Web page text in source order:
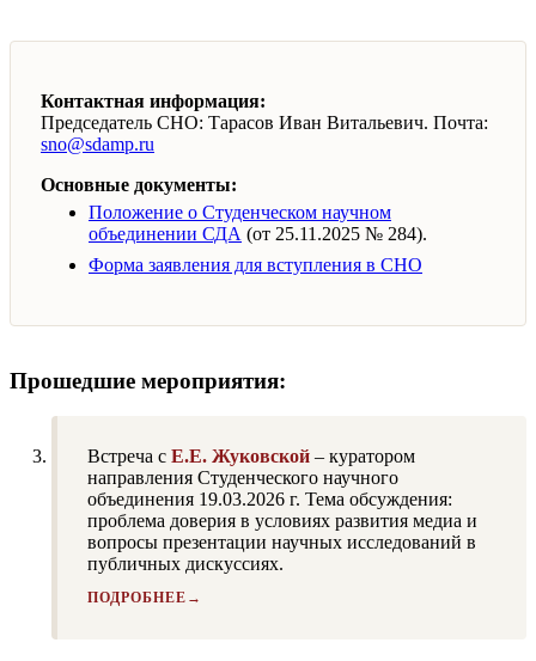
Контактная информация:
Председатель СНО: Тарасов Иван Витальевич. Почта:
sno@sdamp.ru
Основные документы:
Положение о Студенческом научном
объединении СДА (от 25.11.2025 № 284).
Форма заявления для вступления в СНО
Прошедшие мероприятия:
Встреча с Е.Е. Жуковской – куратором
направления Студенческого научного
объединения 19.03.2026 г. Тема обсуждения:
проблема доверия в условиях развития медиа и
вопросы презентации научных исследований в
публичных дискуссиях.
ПОДРОБНЕЕ